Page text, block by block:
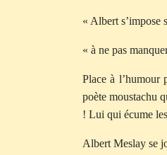
« Albert s’impose
« à ne pas
Place à
poète moustachu
! Lui qui écume
Albert Meslay se